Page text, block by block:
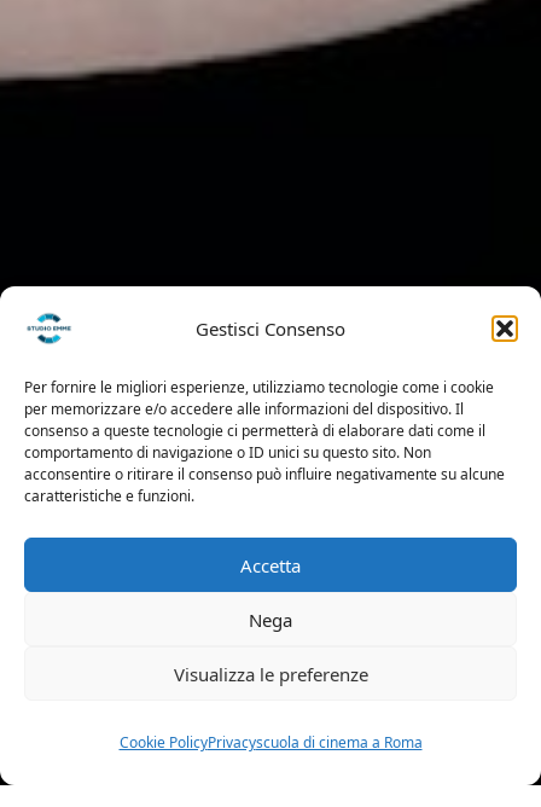
Gestisci Consenso
Per fornire le migliori esperienze, utilizziamo tecnologie come i cookie
per memorizzare e/o accedere alle informazioni del dispositivo. Il
consenso a queste tecnologie ci permetterà di elaborare dati come il
comportamento di navigazione o ID unici su questo sito. Non
acconsentire o ritirare il consenso può influire negativamente su alcune
caratteristiche e funzioni.
Accetta
Nega
Visualizza le preferenze
Cookie PolicyPrivacyscuola di cinema a Roma
PROFILO
Nome:Olga
Naletova
Data di nascita:
06-